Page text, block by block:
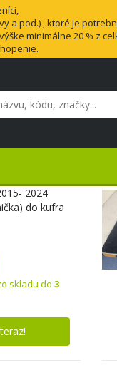
pod.) , ktoré je
minimálne 20 % z
2024
do kufra
skladu do 3